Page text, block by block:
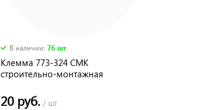
В наличии:76 шт
Клемма 773-324 СМК
строительно-монтажная
20 руб. / шт